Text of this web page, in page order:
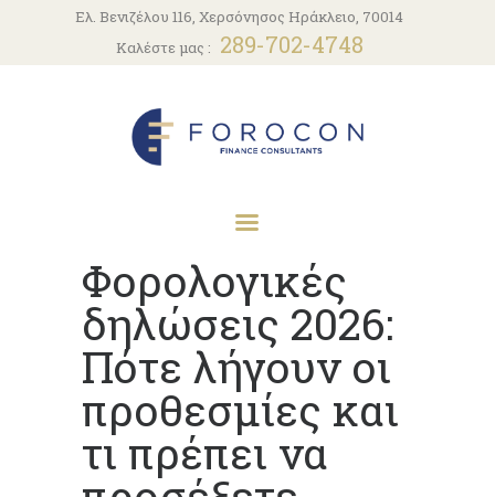
Ελ. Βενιζέλου 116, Χερσόνησος Ηράκλειο, 70014
Καλέστε μας : 289-702-4748
ΑΡΧΙΚΗ
Η ΕΤΑΙΡΕΙΑ
Φορολογικές
δηλώσεις 2026:
Πότε λήγουν οι
προθεσμίες και
τι πρέπει να